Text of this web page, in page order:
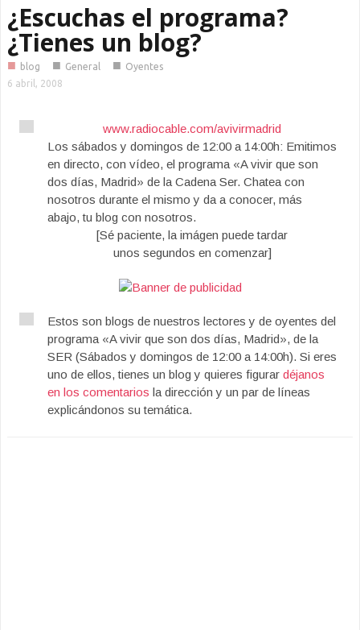
¿Escuchas el programa?
¿Tienes un blog?
■ blog ■ General ■ Oyentes
6 abril, 2008
www.radiocable.com/avivirmadrid
Los sábados y domingos de 12:00 a 14:00h: Emitimos
en directo, con vídeo, el programa «A vivir que son
dos días, Madrid» de la Cadena Ser. Chatea con
nosotros durante el mismo y da a conocer, más
abajo, tu blog con nosotros.
[Sé paciente, la imágen puede tardar
unos segundos en comenzar]
Estos son blogs de nuestros lectores y de oyentes del
programa «A vivir que son dos días, Madrid», de la
SER (Sábados y domingos de 12:00 a 14:00h). Si eres
uno de ellos, tienes un blog y quieres figurar déjanos
en los comentarios la dirección y un par de líneas
explicándonos su temática.